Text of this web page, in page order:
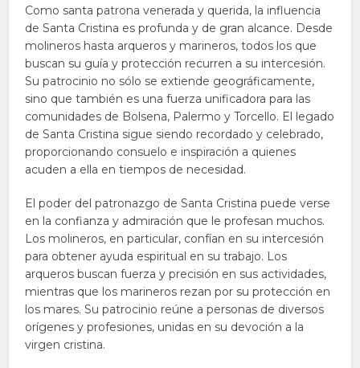
Como santa patrona venerada y querida, la influencia
de Santa Cristina es profunda y de gran alcance. Desde
molineros hasta arqueros y marineros, todos los que
buscan su guía y protección recurren a su intercesión.
Su patrocinio no sólo se extiende geográficamente,
sino que también es una fuerza unificadora para las
comunidades de Bolsena, Palermo y Torcello. El legado
de Santa Cristina sigue siendo recordado y celebrado,
proporcionando consuelo e inspiración a quienes
acuden a ella en tiempos de necesidad.
El poder del patronazgo de Santa Cristina puede verse
en la confianza y admiración que le profesan muchos.
Los molineros, en particular, confían en su intercesión
para obtener ayuda espiritual en su trabajo. Los
arqueros buscan fuerza y precisión en sus actividades,
mientras que los marineros rezan por su protección en
los mares. Su patrocinio reúne a personas de diversos
orígenes y profesiones, unidas en su devoción a la
virgen cristina.